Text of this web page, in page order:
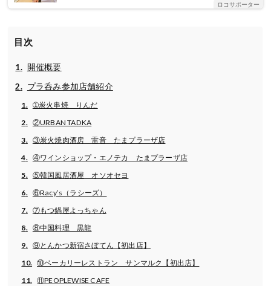
ロコサポーター
目次
開催概要
プラ呑み参加店舗紹介
➀炭火串焼 りんだ
②URBAN TADKA
③炭火焼肉酒房 雷音 たまプラーザ店
④ワインショップ・エノテカ たまプラーザ店
⑤韓国風居酒屋 オソオセヨ
⑥Racy’s（ラシーズ）
⑦もつ鍋屋よっちゃん
⑧中国料理 黒龍
⑨とんかつ新宿さぼてん【初出店】
⑩ベーカリーレストラン サンマルク【初出店】
⑪PEOPLEWISE CAFE